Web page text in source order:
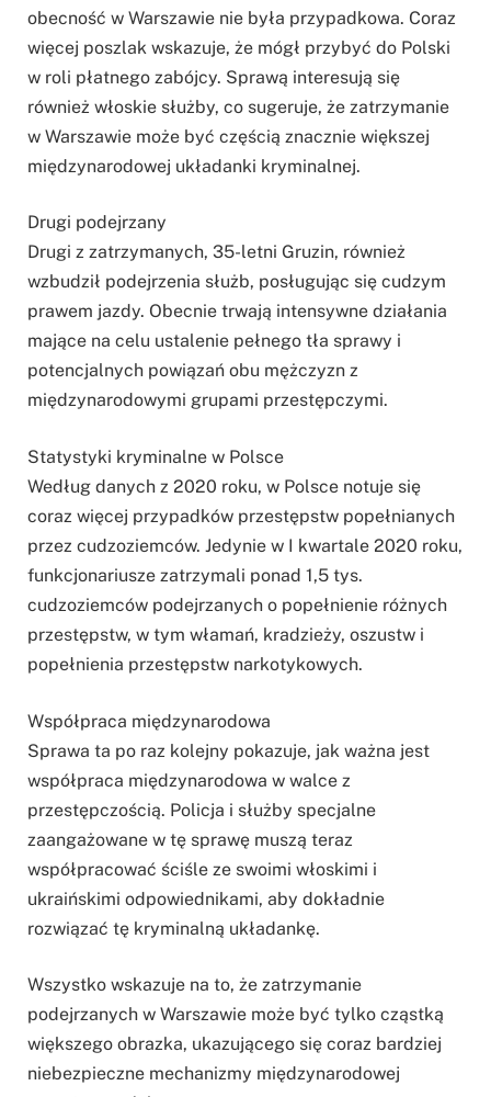
obecność w Warszawie nie była przypadkowa. Coraz
więcej poszlak wskazuje, że mógł przybyć do Polski
w roli płatnego zabójcy. Sprawą interesują się
również włoskie służby, co sugeruje, że zatrzymanie
w Warszawie może być częścią znacznie większej
międzynarodowej układanki kryminalnej.
Drugi podejrzany
Drugi z zatrzymanych, 35-letni Gruzin, również
wzbudził podejrzenia służb, posługując się cudzym
prawem jazdy. Obecnie trwają intensywne działania
mające na celu ustalenie pełnego tła sprawy i
potencjalnych powiązań obu mężczyzn z
międzynarodowymi grupami przestępczymi.
Statystyki kryminalne w Polsce
Według danych z 2020 roku, w Polsce notuje się
coraz więcej przypadków przestępstw popełnianych
przez cudzoziemców. Jedynie w I kwartale 2020 roku,
funkcjonariusze zatrzymali ponad 1,5 tys.
cudzoziemców podejrzanych o popełnienie różnych
przestępstw, w tym włamań, kradzieży, oszustw i
popełnienia przestępstw narkotykowych.
Współpraca międzynarodowa
Sprawa ta po raz kolejny pokazuje, jak ważna jest
współpraca międzynarodowa w walce z
przestępczością. Policja i służby specjalne
zaangażowane w tę sprawę muszą teraz
współpracować ściśle ze swoimi włoskimi i
ukraińskimi odpowiednikami, aby dokładnie
rozwiązać tę kryminalną układankę.
Wszystko wskazuje na to, że zatrzymanie
podejrzanych w Warszawie może być tylko cząstką
większego obrazka, ukazującego się coraz bardziej
niebezpieczne mechanizmy międzynarodowej